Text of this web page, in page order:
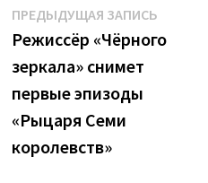
Навигация
по
записям
ПРЕДЫДУЩАЯ ЗАПИСЬ
запись:
Режиссёр «Чёрного
зеркала» снимет
первые эпизоды
«Рыцаря Семи
королевств»